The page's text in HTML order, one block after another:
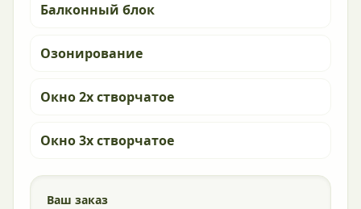
Балконный блок
Озонирование
Окно 2х створчатое
Окно 3х створчатое
Ваш заказ